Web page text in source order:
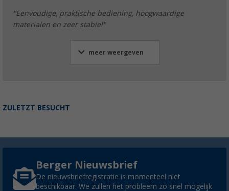
"Eenvoudige, praktische bediening, hoogwaardige
materialen en zeer stabiel"
meer weergeven
ZULETZT BESUCHT
Berger Nieuwsbrief
De nieuwsbriefregistratie is momenteel niet
beschikbaar. We zullen het probleem zo snel mogelijk